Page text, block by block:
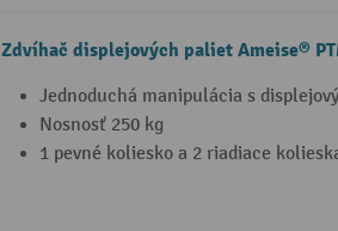
Zdvíhač displejových paliet Ameise®
Jednoduchá manipulácia s
Nosnosť 250 kg
1 pevné koliesko a 2 riadiace